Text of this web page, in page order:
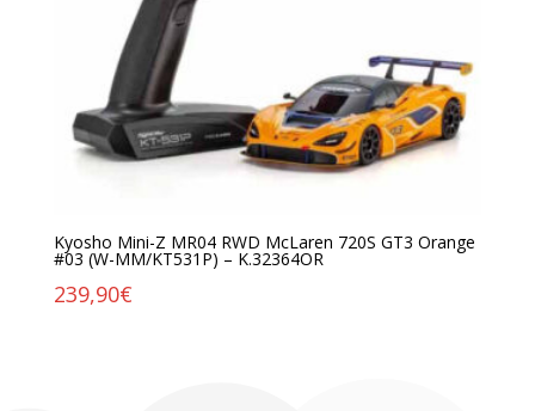
Kyosho Mini-Z MR04 RWD McLaren 720S GT3 Orange
#03 (W-MM/KT531P) – K.32364OR
239,90€